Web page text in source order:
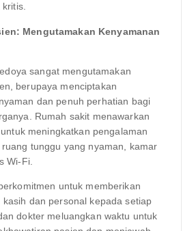
kritis.
Mengutamakan Kenyamanan
sangat mengutamakan
berupaya menciptakan
dan penuh perhatian bagi
Rumah sakit menawarkan
meningkatkan pengalaman
tunggu yang nyaman, kamar
Wi-Fi.
untuk memberikan
kasih dan personal kepada setiap
dokter meluangkan waktu untuk